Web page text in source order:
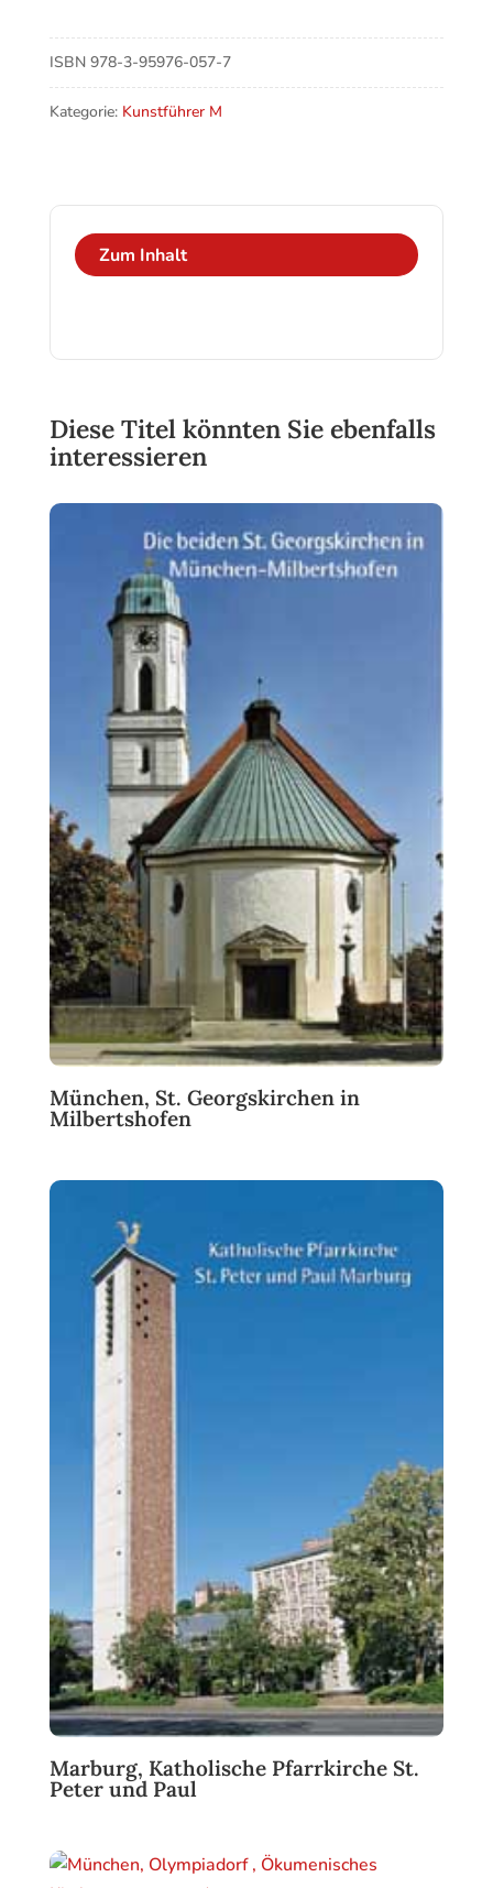
Menge
ISBN 978-3-95976-057-7
Kategorie: Kunstführer M
Zum Inhalt
Diese Titel könnten Sie ebenfalls
interessieren
München, St. Georgskirchen in
Milbertshofen
Marburg, Katholische Pfarrkirche St.
Peter und Paul